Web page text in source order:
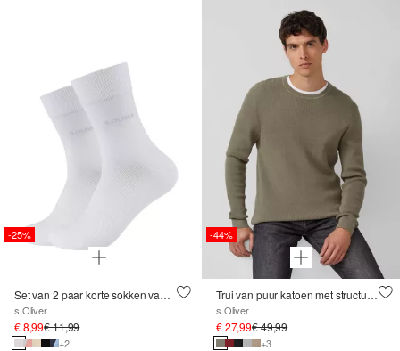
-25%
Set van 2 paar korte sokken van bamboe
s.Oliver
€ 8,99€ 11,99
+2
-44%
Trui van puur katoen met structuurmix
s.Oliver
€ 27,99€ 49,99
+3